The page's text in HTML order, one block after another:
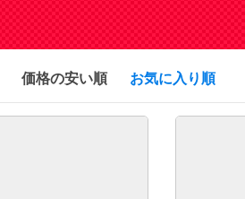
価格の安い順 お気に入り順